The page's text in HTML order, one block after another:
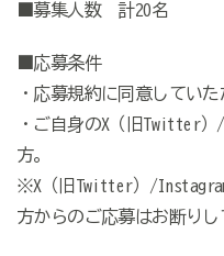
■募集人数 計20名
■応募条件
・応募規約に同意してい
・ご自身のX（旧Twitter
方。
※X（旧Twitter）/
方からのご応募はお断りし